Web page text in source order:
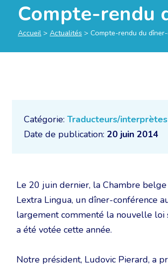
Compte-rendu
Accueil > Actualités > Compte-rendu du
Catégorie: Traducteurs/
Date de publication: 20 juin 2014
Le 20 juin dernier, la Chambre
Lextra Lingua, un dîner-conférence
largement commenté la nouvelle
a été votée cette année.
Notre président, Ludovic Pierard, a